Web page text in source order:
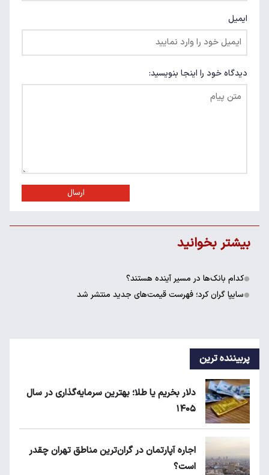
ایمیل
دیدگاه خود را اینجا بنویسید:
ارسال
بیشتر بخوانید
کدام بانک‌ها در مسیر آینده هستند؟
سایپا گران کرد؛ فهرست قیمت‌های جدید منتشر شد
پربیننده ترین
دلار بخریم یا طلا؛ بهترین سرمایه‌گذاری در سال
۱۴۰۵
اجاره آپارتمان در گران‌ترین مناطق تهران چقدر
است؟